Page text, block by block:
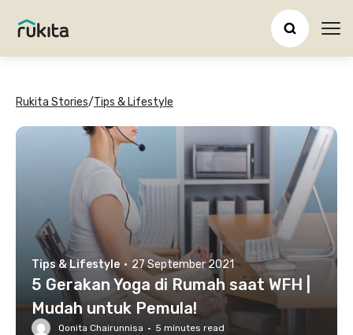
Rukita Stories/Tips & Lifestyle
Tips & Lifestyle · 27 September 2021
5 Gerakan Yoga di Rumah saat WFH |
Mudah untuk Pemula!
Qonita Chairunnisa · 5 minutes read